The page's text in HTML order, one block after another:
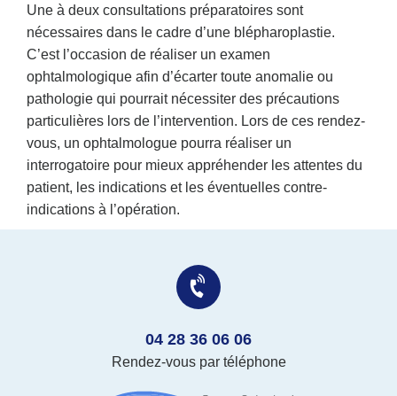
Une à deux consultations préparatoires sont
nécessaires dans le cadre d’une blépharoplastie.
C’est l’occasion de réaliser un examen
ophtalmologique afin d’écarter toute anomalie ou
pathologie qui pourrait nécessiter des précautions
particulières lors de l’intervention. Lors de ces rendez-
vous, un ophtalmologue pourra réaliser un
interrogatoire pour mieux appréhender les attentes du
patient, les indications et les éventuelles contre-
indications à l’opération.
04 28 36 06 06
Rendez-vous par téléphone